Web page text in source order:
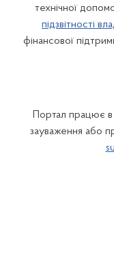
технічної
підзвітності
фінансової
Портал працює
зауваження або